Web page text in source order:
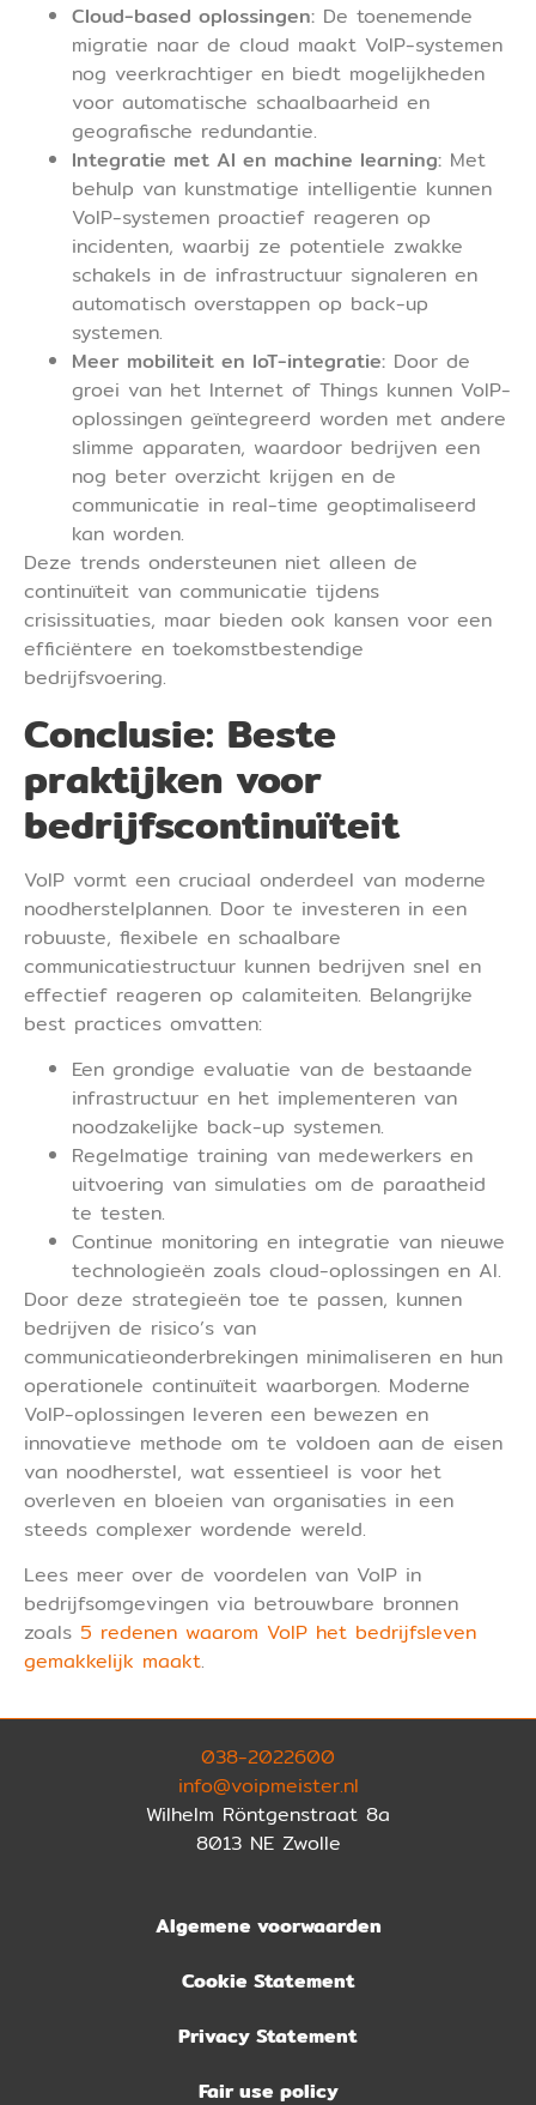
Cloud-based oplossingen: De toenemende
migratie naar de cloud maakt VoIP-systemen
nog veerkrachtiger en biedt mogelijkheden
voor automatische schaalbaarheid en
geografische redundantie.
Integratie met AI en machine learning: Met
behulp van kunstmatige intelligentie kunnen
VoIP-systemen proactief reageren op
incidenten, waarbij ze potentiele zwakke
schakels in de infrastructuur signaleren en
automatisch overstappen op back-up
systemen.
Meer mobiliteit en IoT-integratie: Door de
groei van het Internet of Things kunnen VoIP-
oplossingen geïntegreerd worden met andere
slimme apparaten, waardoor bedrijven een
nog beter overzicht krijgen en de
communicatie in real-time geoptimaliseerd
kan worden.
Deze trends ondersteunen niet alleen de
continuïteit van communicatie tijdens
crisissituaties, maar bieden ook kansen voor een
efficiëntere en toekomstbestendige
bedrijfsvoering.
Conclusie: Beste
praktijken voor
bedrijfscontinuïteit
VoIP vormt een cruciaal onderdeel van moderne
noodherstelplannen. Door te investeren in een
robuuste, flexibele en schaalbare
communicatiestructuur kunnen bedrijven snel en
effectief reageren op calamiteiten. Belangrijke
best practices omvatten:
Een grondige evaluatie van de bestaande
infrastructuur en het implementeren van
noodzakelijke back-up systemen.
Regelmatige training van medewerkers en
uitvoering van simulaties om de paraatheid
te testen.
Continue monitoring en integratie van nieuwe
technologieën zoals cloud-oplossingen en AI.
Door deze strategieën toe te passen, kunnen
bedrijven de risico’s van
communicatieonderbrekingen minimaliseren en hun
operationele continuïteit waarborgen. Moderne
VoIP-oplossingen leveren een bewezen en
innovatieve methode om te voldoen aan de eisen
van noodherstel, wat essentieel is voor het
overleven en bloeien van organisaties in een
steeds complexer wordende wereld.
Lees meer over de voordelen van VoIP in
bedrijfsomgevingen via betrouwbare bronnen
zoals 5 redenen waarom VoIP het bedrijfsleven
gemakkelijk maakt.
038-2022600
info@voipmeister.nl
Wilhelm Röntgenstraat 8a
8013 NE Zwolle
Algemene voorwaarden
Cookie Statement
Privacy Statement
Fair use policy